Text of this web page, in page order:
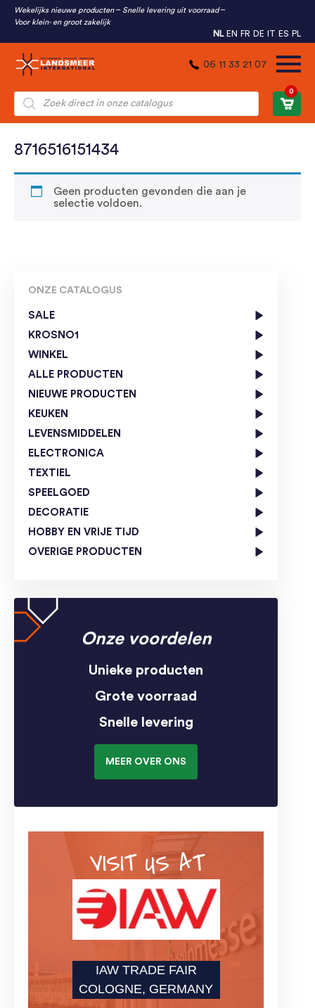
Wekelijks nieuwe producten
Snelle levering uit voorraad
Voor klein- en groot zakelijk
NL EN FR DE IT ES PL
06 11 33 21 07
Producten
zoeken
0
ONZE CATALOGUS
SALE
KROSNO1
WINKEL
ALLE PRODUCTEN
NIEUWE PRODUCTEN
KEUKEN
LEVENSMIDDELEN
ELECTRONICA
TEXTIEL
SPEELGOED
DECORATIE
HOBBY EN VRIJE TIJD
OVERIGE PRODUCTEN
Onze voordelen
Unieke producten
Grote voorraad
Snelle levering
MEER OVER ONS
VISIT US AT
IAW TRADE FAIR
COLOGNE, GERMANY
8716516151434
Geen producten gevonden die aan je
selectie voldoen.